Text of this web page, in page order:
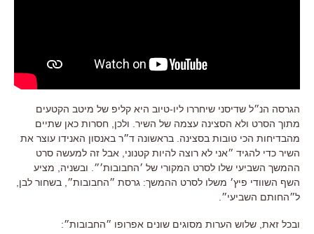
הגרסה הנ״ל שדיסני שיחררו ליו-טיוב היא קליפ של מיטב הקטעים
מתוך הסרט ולא הסצינה עצמה של השיר. ולכן, חסרות כאן שתיים
מהבדיחות הכי טובות בסצינה. בראשונה ד״ר באנסון האנידו עוצר את
השיר כדי להגיד ״אני לא רוצה להיות קטנוני, אבל זה למעשה סרט
ההמשך השביעי שלו לסרט המקורי של ׳החבובות׳״. ובשניה, מציע
השף השוודי פיץ׳ משלו לסרט ההמשך: גרסת ״החבובות״, בשחור לבן,
ל״החותם השביעי״.
ובכל זאת, שלוש הערות מסוגים שונים אפרופו ״החבובות״: